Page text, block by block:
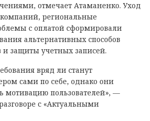
отмечает Атаманенко. Уход
региональные
с оплатой сформировали
альтернативных способов
и защиты учетных записей.
вряд ли станут
сами по себе, однако они
мотивацию пользователей», —
с «Актуальными